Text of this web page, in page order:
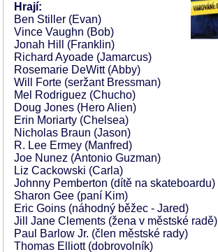
Hrají:
Ben Stiller (Evan)
Vince Vaughn (Bob)
Jonah Hill (Franklin)
Richard Ayoade (Jamarcus)
Rosemarie DeWitt (Abby)
Will Forte (seržant Bressman)
Mel Rodriguez (Chucho)
Doug Jones (Hero Alien)
Erin Moriarty (Chelsea)
Nicholas Braun (Jason)
R. Lee Ermey (Manfred)
Joe Nunez (Antonio Guzman)
Liz Cackowski (Carla)
Johnny Pemberton (dítě na skateboardu)
Sharon Gee (paní Kim)
Eric Goins (náhodný běžec - Jared)
Jill Jane Clements (žena v městské radě)
Paul Barlow Jr. (člen městské rady)
Thomas Elliott (dobrovolník)